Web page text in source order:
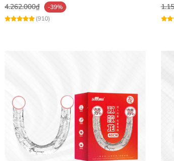
Dương Vật Giả 2 Đầu 12 Inch
4.262.000₫
-39%
(910)